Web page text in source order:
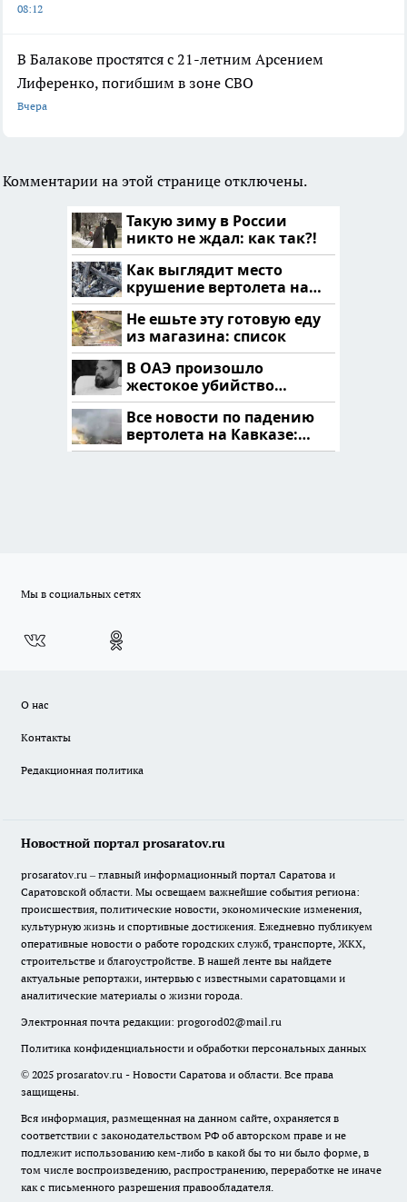
08:12
В Балакове простятся с 21-летним Арсением
Лиференко, погибшим в зоне СВО
Вчера
Комментарии на этой странице отключены.
Такую зиму в России
никто не ждал: как так?!
Как выглядит место
крушение вертолета на
Кавказе: смотреть
Не ешьте эту готовую еду
из магазина: список
В ОАЭ произошло
жестокое убийство
криптомиллионера
Все новости по падению
вертолета на Кавказе:
читать здесь
Мы в социальных сетях
О нас
Контакты
Редакционная политика
Новостной портал prosaratov.ru
prosaratov.ru – главный информационный портал Саратова и
Саратовской области. Мы освещаем важнейшие события региона:
происшествия, политические новости, экономические изменения,
культурную жизнь и спортивные достижения. Ежедневно публикуем
оперативные новости о работе городских служб, транспорте, ЖКХ,
строительстве и благоустройстве. В нашей ленте вы найдете
актуальные репортажи, интервью с известными саратовцами и
аналитические материалы о жизни города.
Электронная почта редакции: progorod02@mail.ru
Политика конфиденциальности и обработки персональных данных
© 2025 prosaratov.ru - Новости Саратова и области. Все права
защищены.
Вся информация, размещенная на данном сайте, охраняется в
соответствии с законодательством РФ об авторском праве и не
подлежит использованию кем-либо в какой бы то ни было форме, в
том числе воспроизведению, распространению, переработке не иначе
как с письменного разрешения правообладателя.